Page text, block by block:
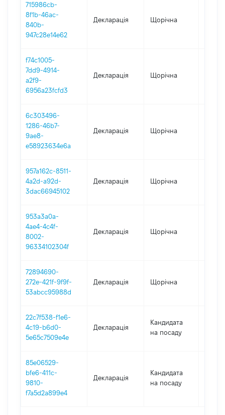
715986cb-
8f1b-46ac-
840b-
947c28e14e62
Декларація Щорічна
f74c1005-
7dd9-4914-
a2f9-
6956a23fcfd3
Декларація Щорічна
6c303496-
1286-46b7-
9ae8-
e58923634e6a
Декларація Щорічна
957a162c-8511-
4a2d-a92d-
3dac66945102
Декларація Щорічна
953a3a0a-
4ae4-4c4f-
8002-
96334102304f
Декларація Щорічна
72894690-
272e-421f-9f9f-
53abcc95988d
Декларація Щорічна
22c7f538-f1e6-
4c19-b6d0-
5e65c7509e4e
Декларація
Кандидата
на посаду
85e06529-
bfe6-411c-
9810-
f7a5d2a899e4
Декларація
Кандидата
на посаду